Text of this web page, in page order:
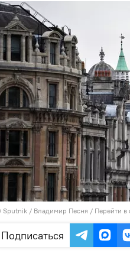
Sputnik / Владимир Песня / Перейти в
Подписаться